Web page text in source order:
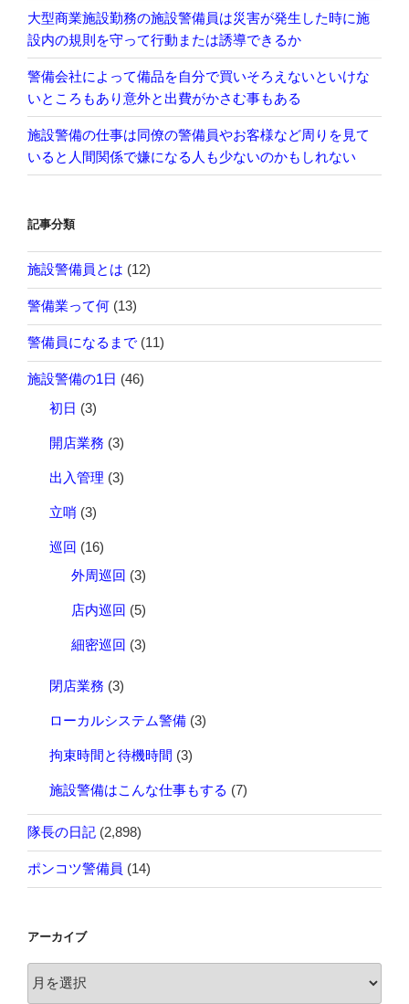
大型商業施設勤務の施設警備員は災害が発生した時に施
設内の規則を守って行動または誘導できるか
警備会社によって備品を自分で買いそろえないといけな
いところもあり意外と出費がかさむ事もある
施設警備の仕事は同僚の警備員やお客様など周りを見て
いると人間関係で嫌になる人も少ないのかもしれない
記事分類
施設警備員とは (12)
警備業って何 (13)
警備員になるまで (11)
施設警備の1日 (46)
初日 (3)
開店業務 (3)
出入管理 (3)
立哨 (3)
巡回 (16)
外周巡回 (3)
店内巡回 (5)
細密巡回 (3)
閉店業務 (3)
ローカルシステム警備 (3)
拘束時間と待機時間 (3)
施設警備はこんな仕事もする (7)
隊長の日記 (2,898)
ポンコツ警備員 (14)
アーカイブ
ー